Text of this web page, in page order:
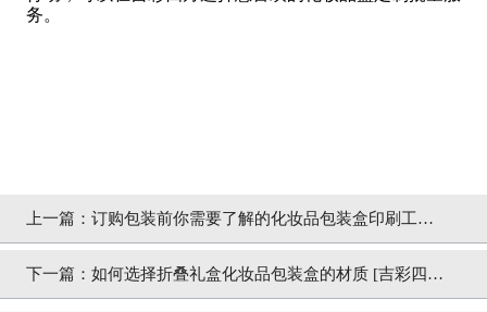
务。
上一篇： 订购包装前你需要了解的化妆品包装盒印刷工艺
[吉彩四方]
下一篇： 如何选择折叠礼盒化妆品包装盒的材质 [吉彩四